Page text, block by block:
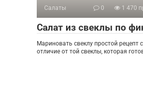
Салаты 0 1 470
Салат из свеклы по
Мариновать свеклу простой рецепт
отличие от той свеклы, которая